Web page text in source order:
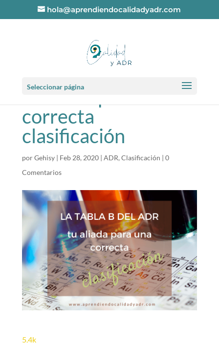
hola@aprendiendocalidadyadr.com
Seleccionar página
La tabla B del ADR,
tu aliada para una
correcta
clasificación
porGehisy| Feb 28, 2020| ADR, Clasificación | 0
Comentarios
5.4k